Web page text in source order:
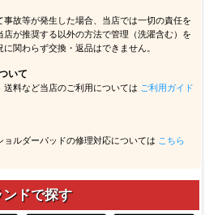
故等が発生した場合、当店では一切の責任を
が推奨する以外の方法で管理（洗濯含む）を
関わらず交換・返品はできません。
いて
料など当店のご利用については ご利用ガイド
ルダーパッドの修理対応については こちら
ンドで探す